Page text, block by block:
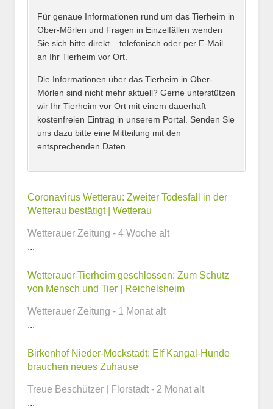
Name des Tierheims*
Kontaktmöglichkeiten
E-Mail-Adresse
Telefonnummer
Für genaue Informationen rund um das Tierheim in
Ober-Mörlen und Fragen in Einzelfällen wenden
Sie sich bitte direkt – telefonisch oder per E-Mail –
an Ihr Tierheim vor Ort.
Die Informationen über das Tierheim in Ober-
Mörlen sind nicht mehr aktuell? Gerne unterstützen
wir Ihr Tierheim vor Ort mit einem dauerhaft
kostenfreien Eintrag in unserem Portal. Senden Sie
uns dazu bitte eine Mitteilung mit den
entsprechenden Daten.
Coronavirus Wetterau: Zweiter Todesfall in der
Wetterau bestätigt | Wetterau
Wetterauer Zeitung - 4 Woche alt
...
Wetterauer Tierheim geschlossen: Zum Schutz
von Mensch und Tier | Reichelsheim
Wetterauer Zeitung - 1 Monat alt
...
Birkenhof Nieder-Mockstadt: Elf Kangal-Hunde
brauchen neues Zuhause
Treue Beschützer | Florstadt - 2 Monat alt
...